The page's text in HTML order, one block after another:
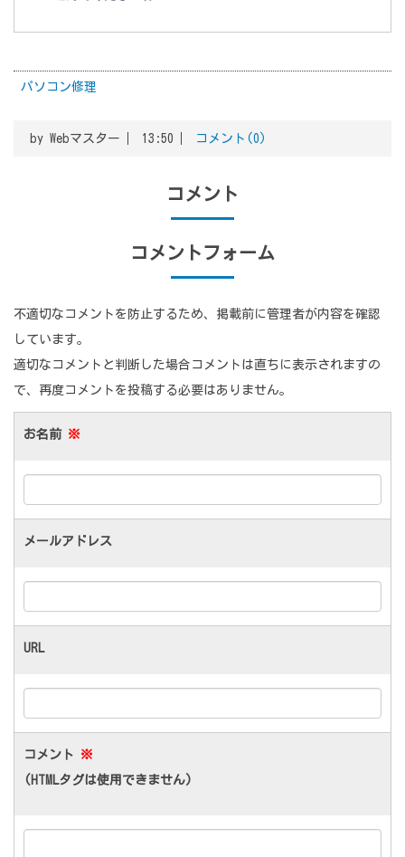
パソコン修理
by Webマスター 13:50 コメント(0)
コメント
コメントフォーム
不適切なコメントを防止するため、掲載前に管理者が内容を確認
しています。
適切なコメントと判断した場合コメントは直ちに表示されますの
で、再度コメントを投稿する必要はありません。
お名前 ※
メールアドレス
URL
コメント ※
(HTMLタグは使用できません)